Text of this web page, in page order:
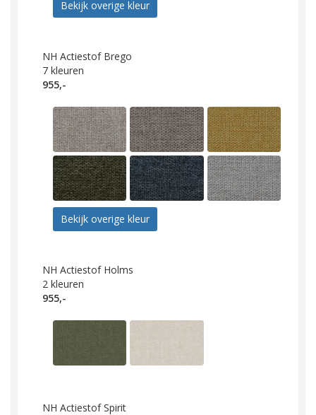
Bekijk overige kleur
NH Actiestof Brego
7 kleuren
955,-
Bekijk overige kleur
NH Actiestof Holms
2 kleuren
955,-
NH Actiestof Spirit